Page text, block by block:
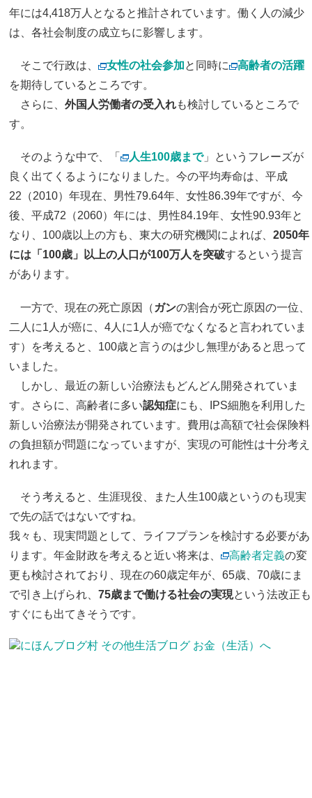
年には4,418万人となると推計されています。働く人の減少
は、各社会制度の成立ちに影響します。
そこで行政は、 女性の社会参加と同時に
高齢者の活躍
を期待しているところです。
さらに、外国人労働者の受入れも検討しているところで
す。
そのような中で、「 人生100歳まで」というフレーズが
良く出てくるようになりました。今の平均寿命は、平成
22（2010）年現在、男性79.64年、女性86.39年ですが、今
後、平成72（2060）年には、男性84.19年、女性90.93年と
なり、100歳以上の方も、東大の研究機関によれば、2050年
には「100歳」以上の人口が100万人を突破するという提言
があります。
一方で、現在の死亡原因（ ガンの割合が死亡原因の一位、
二人に1人が癌に、4人に1人が癌でなくなると言われていま
す）を考えると、100歳と言うのは少し無理があると思って
いました。
しかし、最近の新しい治療法もどんどん開発されていま
す。さらに、高齢者に多い認知症にも、IPS細胞を利用した
新しい治療法が開発されています。費用は高額で社会保険料
の負担額が問題になっていますが、実現の可能性は十分考え
れれます。
そう考えると、生涯現役、また人生100歳というのも現実
で先の話ではないですね。
我々も、現実問題として、ライフプランを検討する必要があ
ります。年金財政を考えると近い将来は、
高齢者定義の変
更も検討されており、現在の60歳定年が、65歳、70歳にま
で引き上げられ、75歳まで働ける社会の実現という法改正も
すぐにも出てきそうです。